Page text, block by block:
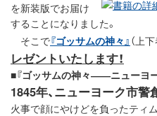
を新装版でお届け
することになりました。
そこで『ゴッサムの神々』 （上
レゼントいたします！
■『ゴッサムの神々――ニューヨ
1845年、ニューヨーク市警
火事で顔にやけどを負ったティ